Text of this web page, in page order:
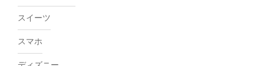
スイーツ
スマホ